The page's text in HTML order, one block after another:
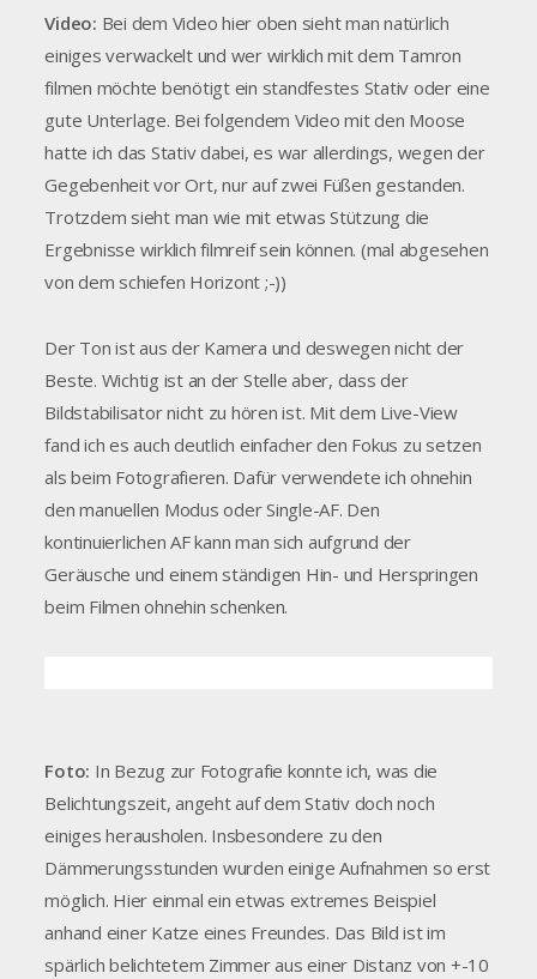
Video: Bei dem Video hier oben sieht man natürlich
einiges verwackelt und wer wirklich mit dem Tamron
filmen möchte benötigt ein standfestes Stativ oder eine
gute Unterlage. Bei folgendem Video mit den Moose
hatte ich das Stativ dabei, es war allerdings, wegen der
Gegebenheit vor Ort, nur auf zwei Füßen gestanden.
Trotzdem sieht man wie mit etwas Stützung die
Ergebnisse wirklich filmreif sein können. (mal abgesehen
von dem schiefen Horizont ;-))
Der Ton ist aus der Kamera und deswegen nicht der
Beste. Wichtig ist an der Stelle aber, dass der
Bildstabilisator nicht zu hören ist. Mit dem Live-View
fand ich es auch deutlich einfacher den Fokus zu setzen
als beim Fotografieren. Dafür verwendete ich ohnehin
den manuellen Modus oder Single-AF. Den
kontinuierlichen AF kann man sich aufgrund der
Geräusche und einem ständigen Hin- und Herspringen
beim Filmen ohnehin schenken.
Foto: In Bezug zur Fotografie konnte ich, was die
Belichtungszeit, angeht auf dem Stativ doch noch
einiges herausholen. Insbesondere zu den
Dämmerungsstunden wurden einige Aufnahmen so erst
möglich. Hier einmal ein etwas extremes Beispiel
anhand einer Katze eines Freundes. Das Bild ist im
spärlich belichtetem Zimmer aus einer Distanz von +-10